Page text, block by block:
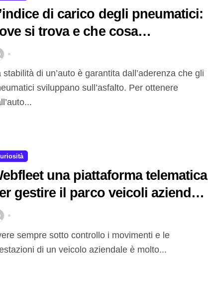
di carico degli pneumatici:
si trova e che cosa
in termini di sicurezza
sviluppano sull’asfalto. Per ottenere
una piattaforma telematica
gestire il parco veicoli aziendale
remoto in modo efficace
di un veicolo aziendale è molto...